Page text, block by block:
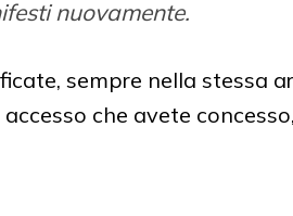
nuovamente.
sempre nella stessa
che avete